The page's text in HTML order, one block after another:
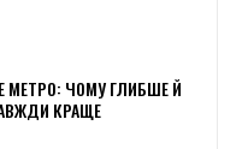
МЕТРО: ЧОМУ ГЛИБШЕ Й
КРАЩЕ